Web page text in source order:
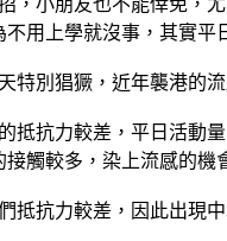
用上學就沒事，其實
別猖獗，近年襲港的
抵抗力較差，平日活動
觸較多，染上流感的機
抵抗力較差，因此出現